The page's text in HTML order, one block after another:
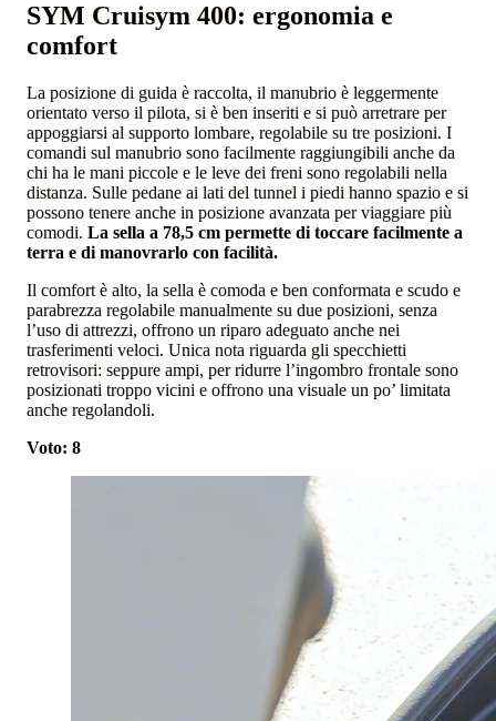
SYM Cruisym 400: ergonomia e
comfort
La posizione di guida è raccolta, il manubrio è leggermente
orientato verso il pilota, si è ben inseriti e si può arretrare per
appoggiarsi al supporto lombare, regolabile su tre posizioni. I
comandi sul manubrio sono facilmente raggiungibili anche da
chi ha le mani piccole e le leve dei freni sono regolabili nella
distanza. Sulle pedane ai lati del tunnel i piedi hanno spazio e si
possono tenere anche in posizione avanzata per viaggiare più
comodi. La sella a 78,5 cm permette di toccare facilmente a
terra e di manovrarlo con facilità.
Il comfort è alto, la sella è comoda e ben conformata e scudo e
parabrezza regolabile manualmente su due posizioni, senza
l’uso di attrezzi, offrono un riparo adeguato anche nei
trasferimenti veloci. Unica nota riguarda gli specchietti
retrovisori: seppure ampi, per ridurre l’ingombro frontale sono
posizionati troppo vicini e offrono una visuale un po’ limitata
anche regolandoli.
Voto: 8